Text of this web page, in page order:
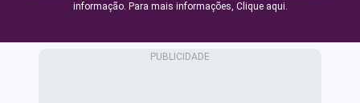
informação. Para mais informações, Clique aqui.